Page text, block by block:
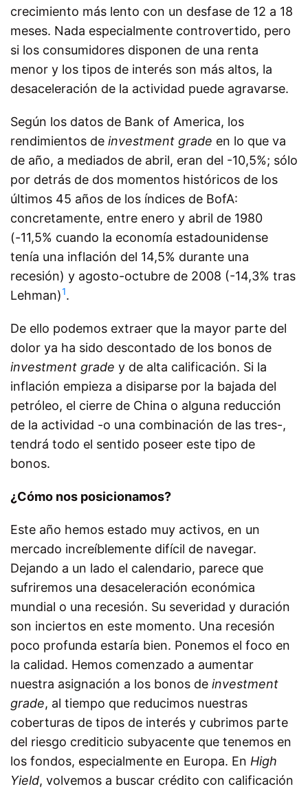
crecimiento más lento con un desfase de 12 a 18
meses. Nada especialmente controvertido, pero
si los consumidores disponen de una renta
menor y los tipos de interés son más altos, la
desaceleración de la actividad puede agravarse.
Según los datos de Bank of America, los
rendimientos de investment grade en lo que va
de año, a mediados de abril, eran del -10,5%; sólo
por detrás de dos momentos históricos de los
últimos 45 años de los índices de BofA:
concretamente, entre enero y abril de 1980
(-11,5% cuando la economía estadounidense
tenía una inflación del 14,5% durante una
recesión) y agosto-octubre de 2008 (-14,3% tras
Lehman)1.
De ello podemos extraer que la mayor parte del
dolor ya ha sido descontado de los bonos de
investment grade y de alta calificación. Si la
inflación empieza a disiparse por la bajada del
petróleo, el cierre de China o alguna reducción
de la actividad -o una combinación de las tres-,
tendrá todo el sentido poseer este tipo de
bonos.
¿Cómo nos posicionamos?
Este año hemos estado muy activos, en un
mercado increíblemente difícil de navegar.
Dejando a un lado el calendario, parece que
sufriremos una desaceleración económica
mundial o una recesión. Su severidad y duración
son inciertos en este momento. Una recesión
poco profunda estaría bien. Ponemos el foco en
la calidad. Hemos comenzado a aumentar
nuestra asignación a los bonos de investment
grade, al tiempo que reducimos nuestras
coberturas de tipos de interés y cubrimos parte
del riesgo crediticio subyacente que tenemos en
los fondos, especialmente en Europa. En High
Yield, volvemos a buscar crédito con calificación